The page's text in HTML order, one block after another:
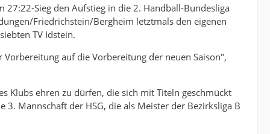
27:22-Sieg den Aufstieg in die 2. Handball-Bundesliga
Friedrichstein/Bergheim letztmals den eigenen
TV Idstein.
auf die Vorbereitung der neuen Saison",
Klubs ehren zu dürfen, die sich mit Titeln geschmückt
Mannschaft der HSG, die als Meister der Bezirksliga B